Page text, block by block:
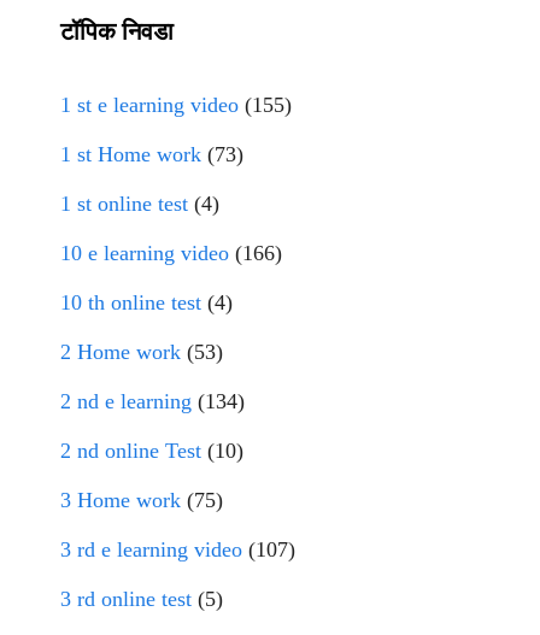
टॉपिक निवडा
1 st e learning video (155)
1 st Home work (73)
1 st online test (4)
10 e learning video (166)
10 th online test (4)
2 Home work (53)
2 nd e learning (134)
2 nd online Test (10)
3 Home work (75)
3 rd e learning video (107)
3 rd online test (5)